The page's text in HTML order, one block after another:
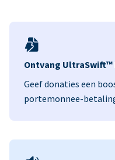
Ontvang UltraSwift™
Geef donaties een
portemonnee-